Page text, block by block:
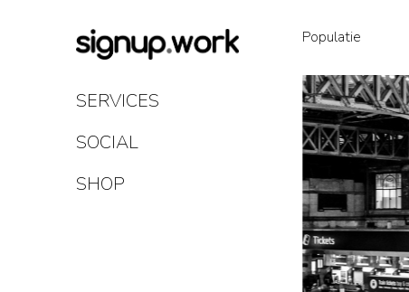
Content
SERVICES
SOCIAL
SHOP
Populatie